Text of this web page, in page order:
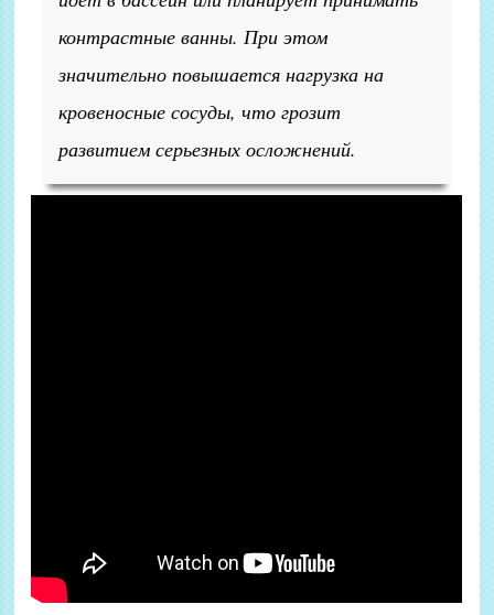
контрастные ванны. При этом
значительно повышается нагрузка на
кровеносные сосуды, что грозит
развитием серьезных осложнений.